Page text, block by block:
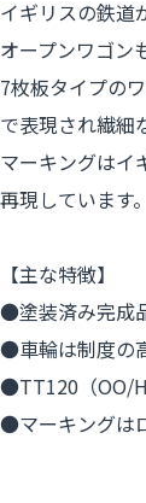
イギリスの鉄道
オープンワゴン
7枚板タイプの
で表現され繊細
マーキングはイ
再現しています。
【主な特徴】
●塗装済み完成
●車輪は制度の
●TT120（OO/
●マーキングは